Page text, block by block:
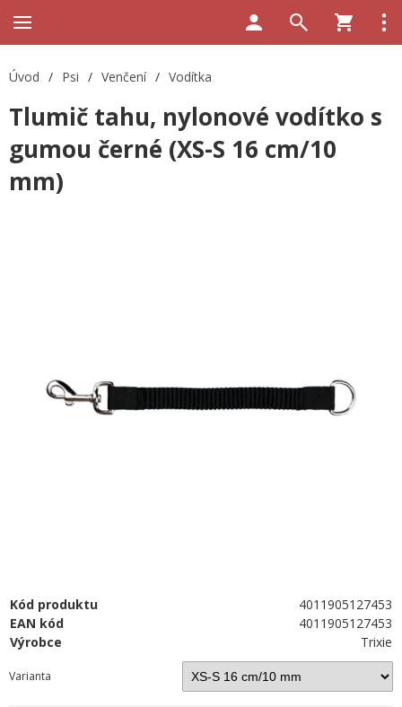
Úvod / Psi / Venčení / Vodítka
Tlumič tahu, nylonové vodítko s
gumou černé (XS-S 16 cm/10
mm)
Kód produktu
4011905127453
EAN kód
4011905127453
Výrobce
Trixie
Varianta